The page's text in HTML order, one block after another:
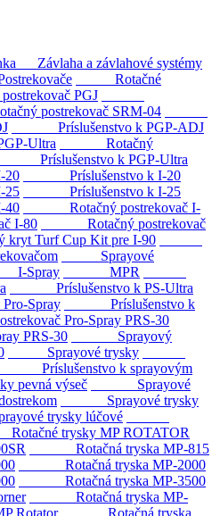
Závlaha a závlahové systémy
Rotačné
PGJ
postrekovač SRM-04
Príslušenstvo k PGP-ADJ
Ultra
Rotačný
Príslušenstvo k PGP-Ultra
Príslušenstvo k I-20
Príslušenstvo k I-25
Rotačný postrekovač I-
I-80
Rotačný postrekovač
Turf Cup Kit pre I-90
Sprayové
MPR
Príslušenstvo k PS-Ultra
Spray
Príslušenstvo k
Pro-Spray PRS-30
PRS-30
Sprayový
Sprayové trysky
Príslušenstvo k sprayovým
výseč
Sprayové
Sprayové trysky
trysky lúčové
trysky MP ROTATOR
Rotačná tryska MP-815
Rotačná tryska MP-2000
Rotačná tryska MP-3500
Rotačná tryska MP-
Rotator
Rotačná tryska